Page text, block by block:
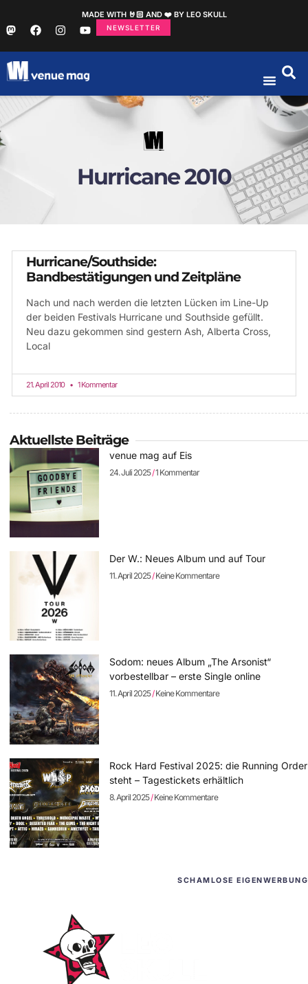
MADE WITH 🤘🏻 AND ❤️ BY LEO SKULL
NEWSLETTER
Hurricane 2010
Hurricane/Southside:
Bandbestätigungen und Zeitpläne
Nach und nach werden die letzten Lücken im Line-Up
der beiden Festivals Hurricane und Southside gefüllt.
Neu dazu gekommen sind gestern Ash, Alberta Cross,
Local
21. April 2010 1 Kommentar
Aktuellste Beiträge
venue mag auf Eis
24. Juli 2025 1 Kommentar
Der W.: Neues Album und auf Tour
11. April 2025 Keine Kommentare
Sodom: neues Album „The Arsonist“
vorbestellbar – erste Single online
11. April 2025 Keine Kommentare
Rock Hard Festival 2025: die Running Order
steht – Tagestickets erhältlich
8. April 2025 Keine Kommentare
SCHAMLOSE EIGENWERBUNG